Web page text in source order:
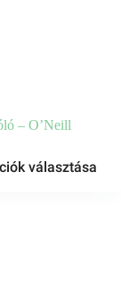
– O’Neill
választása